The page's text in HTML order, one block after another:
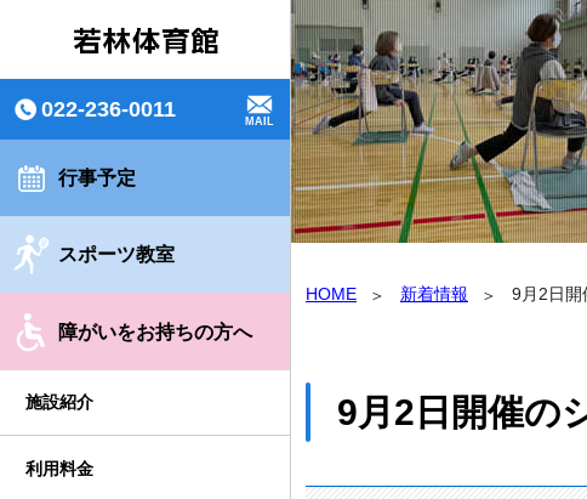
022-236-0011 MAIL
行事予定
スポーツ教室
障がいをお持ちの方へ
施設紹介
利用料金
HOME 新着情報 9月2日開
9月2日開催の